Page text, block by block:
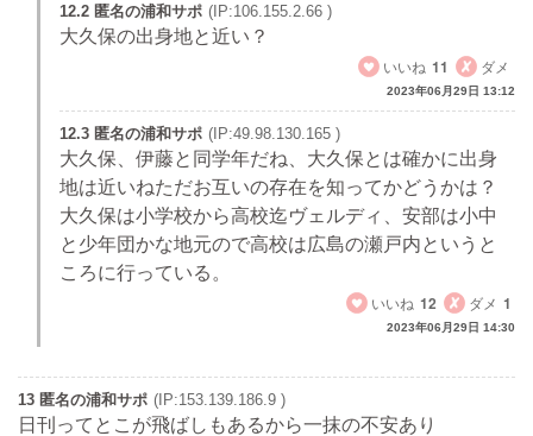
12.2 匿名の浦和サポ (IP:106.155.2.66 )
大久保の出身地と近い？
いいね 11 ダメ
2023年06月29日 13:12
12.3 匿名の浦和サポ (IP:49.98.130.165 )
大久保、伊藤と同学年だね、大久保とは確かに出身
地は近いねただお互いの存在を知ってかどうかは？
大久保は小学校から高校迄ヴェルディ、安部は小中
と少年団かな地元ので高校は広島の瀬戸内というと
ころに行っている。
いいね 12 ダメ 1
2023年06月29日 14:30
13 匿名の浦和サポ (IP:153.139.186.9 )
日刊ってとこが飛ばしもあるから一抹の不安あり